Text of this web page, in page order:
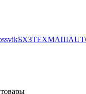
БХЗТЕХМАШ